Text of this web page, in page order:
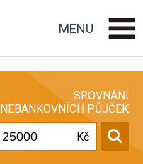
MENU
SROVNÁNÍ
NEBANKOVNÍCH PŮJČEK
Kč